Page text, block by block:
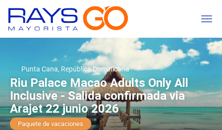
Punta Cana, República Dominicana
Riu Palace Macao Adults Only All
Inclusive - Salida confirmada via
Arajet 22 junio 2026
Paquete de vacaciones